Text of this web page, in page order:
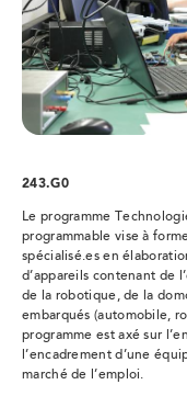
243.G0
Le programme
programmable vise à
spécialisé.es en
d’appareils contenant de
de la robotique, de la
embarqués (automobile,
programme est axé sur
l’encadrement d’une
marché de l’emploi.